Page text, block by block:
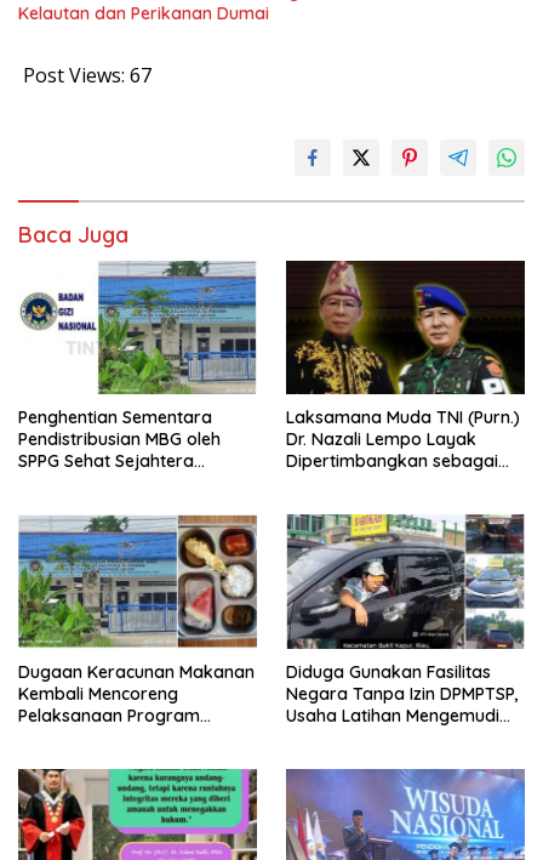
Kelautan dan Perikanan Dumai
Post Views: 67
Baca Juga
Penghentian Sementara
Pendistribusian MBG oleh
SPPG Sehat Sejahtera
Laksamana Muda TNI (Purn.)
Dr. Nazali Lempo Layak
Dipertimbangkan sebagai
Berkompromi terhadap
Penegakan Hukum
Dugaan Keracunan Makanan
Kembali Mencoreng
Pelaksanaan Program
Bersama Kota Dumai
Diduga Gunakan Fasilitas
Negara Tanpa Izin DPMPTSP,
Usaha Latihan Mengemudi